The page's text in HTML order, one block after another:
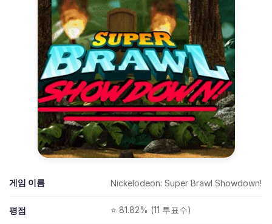
게임 이름 Nickelodeon: Super Brawl Showdown!
평점 ⭐ 81.82% (11 투표수)